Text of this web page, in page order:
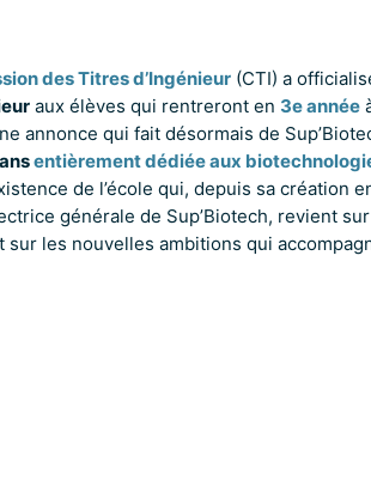
des Titres d’Ingénieur(CTI) a
aux élèves qui rentreront en 3e année
annonce qui fait désormais de
entièrement dédiée aux
de l’école qui, depuis sa création
générale de Sup’Biotech, revient
les nouvelles ambitions qui